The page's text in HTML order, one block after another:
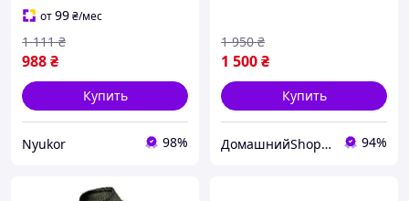
от99₴/мес
988₴
1 111 ₴
Купить
Nyukor 98%
1 500₴
1 950 ₴
Купить
ДомашнийShop🏡✨ - заказ онлайн, не выходя из дома💕 94%